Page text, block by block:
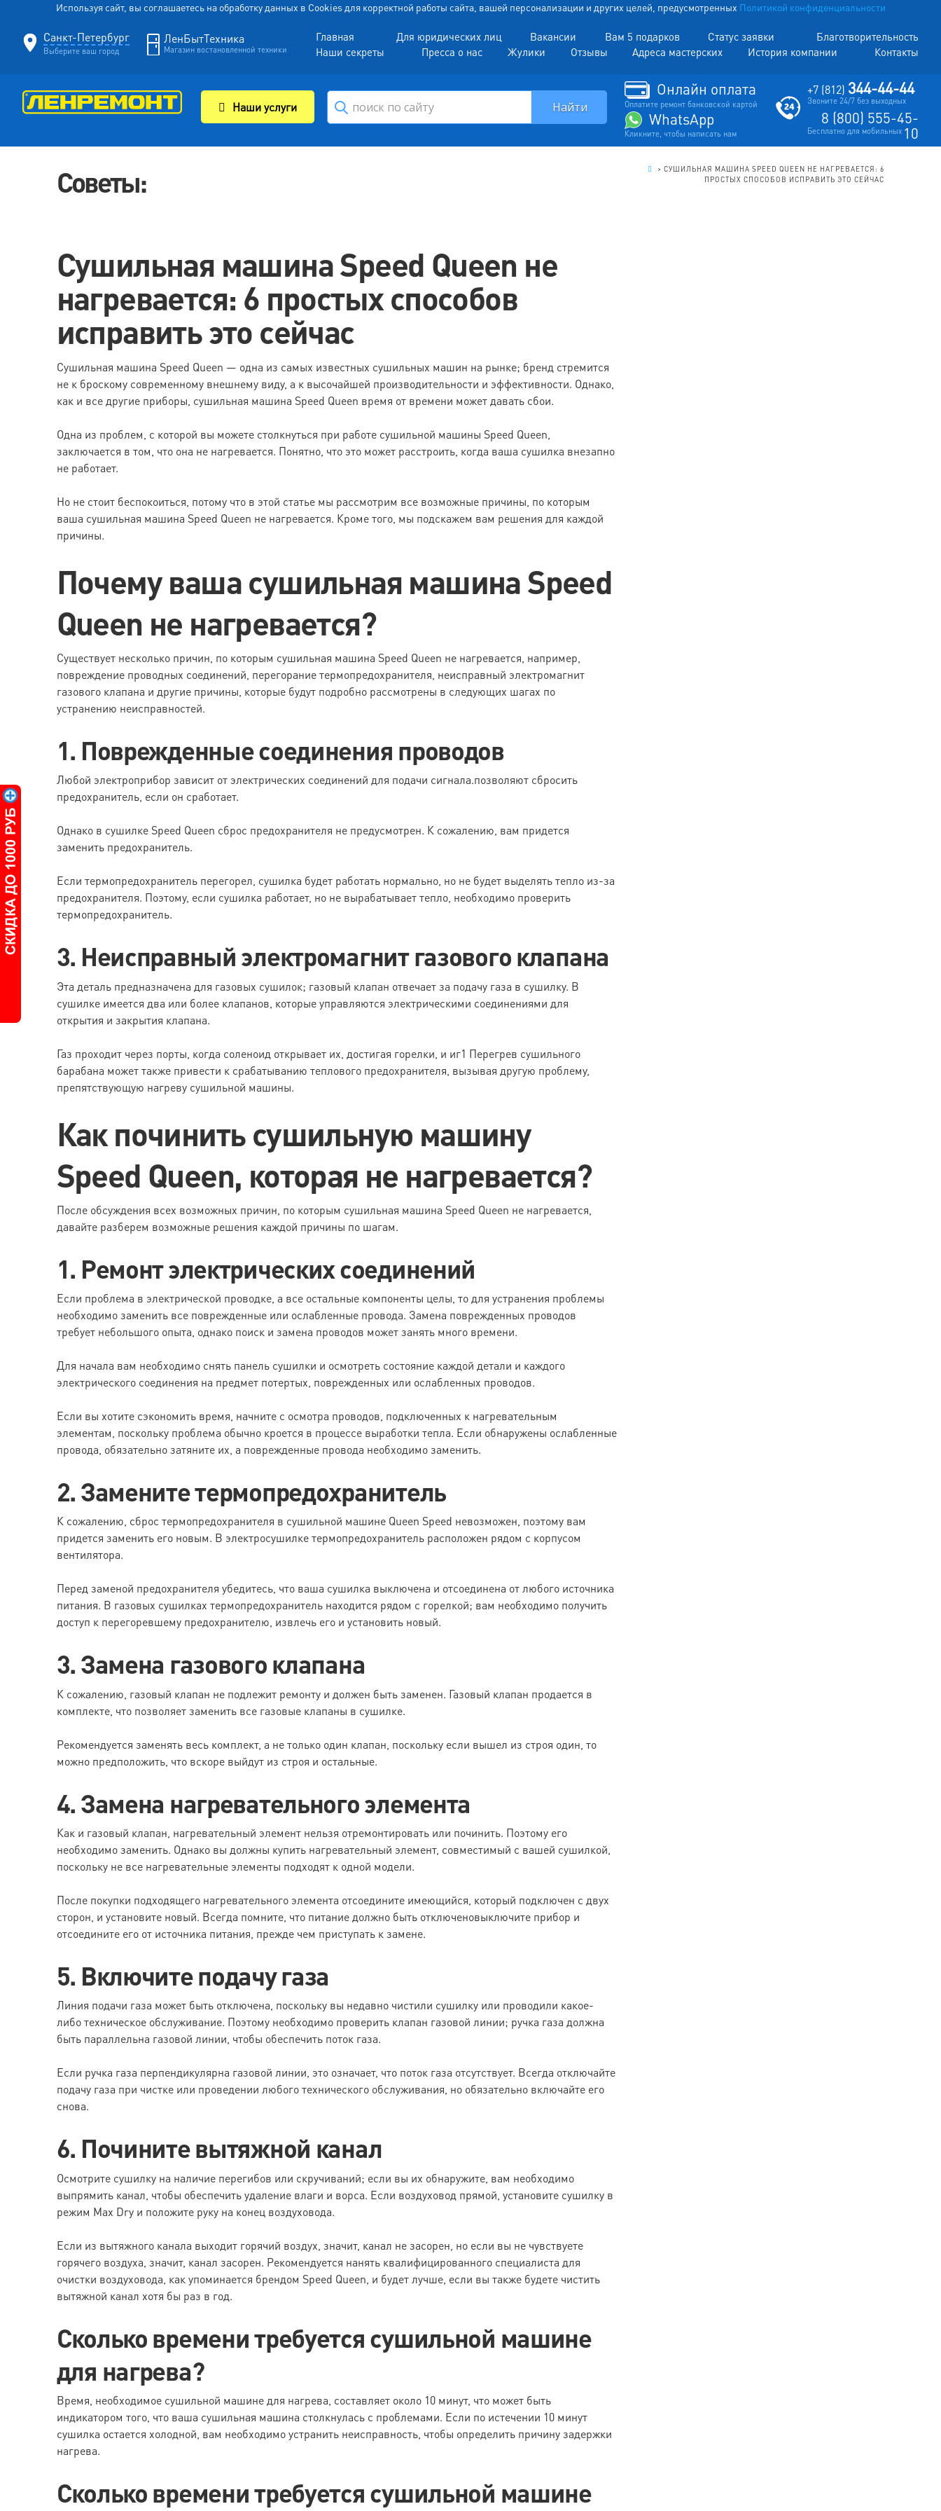
Используя сайт, вы соглашаетесь на обработку данных в Cookies для корректной работы сайта, вашей персонализации и других целей, предусмотренных Политикой конфиденциальности
Санкт-Петербург
Выберите ваш город
ЛенБытТехника
Магазин востановленной техники
Главная Для юридических лиц Вакансии Вам 5 подарков Статус заявки
Благотворительность
Наши секреты
Пресса о нас Жулики Отзывы Адреса мастерских История компании Контакты
Наши услуги
Онлайн оплата
Оплатите ремонт банковской картой
WhatsApp
Кликните, чтобы написать нам
+7 (812) 344-44-44
Звоните 24/7 без выходных
8 (800) 555-45-
10
Бесплатно для мобильных
Советы: > СУШИЛЬНАЯ МАШИНА SPEED QUEEN НЕ НАГРЕВАЕТСЯ: 6
ПРОСТЫХ СПОСОБОВ ИСПРАВИТЬ ЭТО СЕЙЧАС
Сушильная машина Speed Queen не
нагревается: 6 простых способов
исправить это сейчас
Сушильная машина Speed Queen — одна из самых известных сушильных машин на рынке; бренд стремится
не к броскому современному внешнему виду, а к высочайшей производительности и эффективности. Однако,
как и все другие приборы, сушильная машина Speed Queen время от времени может давать сбои.
Одна из проблем, с которой вы можете столкнуться при работе сушильной машины Speed Queen,
заключается в том, что она не нагревается. Понятно, что это может расстроить, когда ваша сушилка внезапно
не работает.
Но не стоит беспокоиться, потому что в этой статье мы рассмотрим все возможные причины, по которым
ваша сушильная машина Speed Queen не нагревается. Кроме того, мы подскажем вам решения для каждой
причины.
Почему ваша сушильная машина Speed
Queen не нагревается?
Существует несколько причин, по которым сушильная машина Speed Queen не нагревается, например,
повреждение проводных соединений, перегорание термопредохранителя, неисправный электромагнит
газового клапана и другие причины, которые будут подробно рассмотрены в следующих шагах по
устранению неисправностей.
1. Поврежденные соединения проводов
Любой электроприбор зависит от электрических соединений для подачи сигнала.позволяют сбросить
предохранитель, если он сработает.
Однако в сушилке Speed Queen сброс предохранителя не предусмотрен. К сожалению, вам придется
заменить предохранитель.
Если термопредохранитель перегорел, сушилка будет работать нормально, но не будет выделять тепло из-за
предохранителя. Поэтому, если сушилка работает, но не вырабатывает тепло, необходимо проверить
термопредохранитель.
3. Неисправный электромагнит газового клапана
Эта деталь предназначена для газовых сушилок; газовый клапан отвечает за подачу газа в сушилку. В
сушилке имеется два или более клапанов, которые управляются электрическими соединениями для
открытия и закрытия клапана.
Газ проходит через порты, когда соленоид открывает их, достигая горелки, и иг1 Перегрев сушильного
барабана может также привести к срабатыванию теплового предохранителя, вызывая другую проблему,
препятствующую нагреву сушильной машины.
Как починить сушильную машину
Speed Queen, которая не нагревается?
После обсуждения всех возможных причин, по которым сушильная машина Speed Queen не нагревается,
давайте разберем возможные решения каждой причины по шагам.
1. Ремонт электрических соединений
Если проблема в электрической проводке, а все остальные компоненты целы, то для устранения проблемы
необходимо заменить все поврежденные или ослабленные провода. Замена поврежденных проводов
требует небольшого опыта, однако поиск и замена проводов может занять много времени.
Для начала вам необходимо снять панель сушилки и осмотреть состояние каждой детали и каждого
электрического соединения на предмет потертых, поврежденных или ослабленных проводов.
Если вы хотите сэкономить время, начните с осмотра проводов, подключенных к нагревательным
элементам, поскольку проблема обычно кроется в процессе выработки тепла. Если обнаружены ослабленные
провода, обязательно затяните их, а поврежденные провода необходимо заменить.
2. Замените термопредохранитель
К сожалению, сброс термопредохранителя в сушильной машине Queen Speed невозможен, поэтому вам
придется заменить его новым. В электросушилке термопредохранитель расположен рядом с корпусом
вентилятора.
Перед заменой предохранителя убедитесь, что ваша сушилка выключена и отсоединена от любого источника
питания. В газовых сушилках термопредохранитель находится рядом с горелкой; вам необходимо получить
доступ к перегоревшему предохранителю, извлечь его и установить новый.
3. Замена газового клапана
К сожалению, газовый клапан не подлежит ремонту и должен быть заменен. Газовый клапан продается в
комплекте, что позволяет заменить все газовые клапаны в сушилке.
Рекомендуется заменять весь комплект, а не только один клапан, поскольку если вышел из строя один, то
можно предположить, что вскоре выйдут из строя и остальные.
4. Замена нагревательного элемента
Как и газовый клапан, нагревательный элемент нельзя отремонтировать или починить. Поэтому его
необходимо заменить. Однако вы должны купить нагревательный элемент, совместимый с вашей сушилкой,
поскольку не все нагревательные элементы подходят к одной модели.
После покупки подходящего нагревательного элемента отсоедините имеющийся, который подключен с двух
сторон, и установите новый. Всегда помните, что питание должно быть отключеновыключите прибор и
отсоедините его от источника питания, прежде чем приступать к замене.
5. Включите подачу газа
Линия подачи газа может быть отключена, поскольку вы недавно чистили сушилку или проводили какое-
либо техническое обслуживание. Поэтому необходимо проверить клапан газовой линии; ручка газа должна
быть параллельна газовой линии, чтобы обеспечить поток газа.
Если ручка газа перпендикулярна газовой линии, это означает, что поток газа отсутствует. Всегда отключайте
подачу газа при чистке или проведении любого технического обслуживания, но обязательно включайте его
снова.
6. Почините вытяжной канал
Осмотрите сушилку на наличие перегибов или скручиваний; если вы их обнаружите, вам необходимо
выпрямить канал, чтобы обеспечить удаление влаги и ворса. Если воздуховод прямой, установите сушилку в
режим Max Dry и положите руку на конец воздуховода.
Если из вытяжного канала выходит горячий воздух, значит, канал не засорен, но если вы не чувствуете
горячего воздуха, значит, канал засорен. Рекомендуется нанять квалифицированного специалиста для
очистки воздуховода, как упоминается брендом Speed Queen, и будет лучше, если вы также будете чистить
вытяжной канал хотя бы раз в год.
Сколько времени требуется сушильной машине
для нагрева?
Время, необходимое сушильной машине для нагрева, составляет около 10 минут, что может быть
индикатором того, что ваша сушильная машина столкнулась с проблемами. Если по истечении 10 минут
сушилка остается холодной, вам необходимо устранить неисправность, чтобы определить причину задержки
нагрева.
Сколько времени требуется сушильной машине